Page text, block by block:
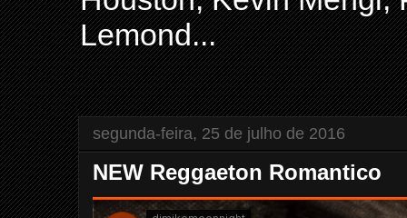
Lemond...
segunda-feira, 25 de julho de 2016
NEW Reggaeton Romantico